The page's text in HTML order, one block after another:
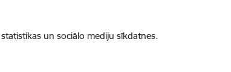
un sociālo mediju sīkdatnes.